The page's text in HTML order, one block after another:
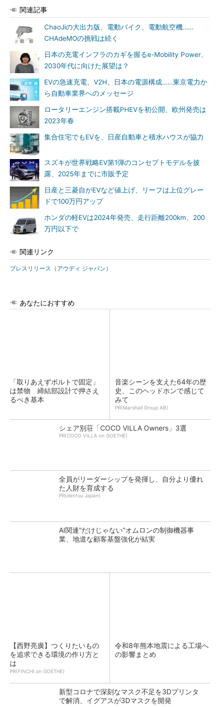
関連記事
ChaoJiの大出力版、電動バイク、電動航空機……
CHAdeMOの挑戦は続く
日本の充電インフラのカギを握るe-Mobility Power、
2030年代に向けた展望は？
EVの急速充電、V2H、日本の電源構成……東京電力か
ら自動車業界へのメッセージ
ロータリーエンジン搭載PHEVを初公開、欧州発売は
2023年春
集合住宅でもEVを、日産自動車と積水ハウスが協力
スズキが世界戦略EV第1弾のコンセプトモデルを披
露、2025年までに市販予定
日産と三菱自がEVなど値上げ、リーフは上位グレー
ドで100万円アップ
ホンダの軽EVは2024年発売、走行距離200km、200
万円以下で
関連リンク
プレスリリース（アウディ ジャパン）
あなたにおすすめ
「取りあえずボルトで固定」
は禁物 締結部設計で押さえ
るべき基本
音楽シーンを支えた64年の歴
史、このヘッドホンで感じて
みて
PR(Marshall Group AB)
シェア別荘「COCO VILLA Owners」3選
PR(COCO VILLA on GOETHE)
全員がリーダーシップを発揮し、自分より優れ
た人財を育成する
PR(dentsu Japan)
AI関連“だけじゃない”オムロンの制御機器事
業、地道な顧客基盤強化が結実
【西野亮廣】つくりたいもの
を追求できる環境の作り方と
は
PR(FINCHI on GOETHE)
令和8年熊本地震による工場へ
の影響まとめ
新型コロナで深刻なマスク不足を3Dプリンタ
で解消、イグアスが3Dマスクを開発